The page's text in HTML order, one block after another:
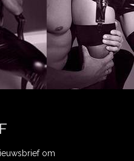
om